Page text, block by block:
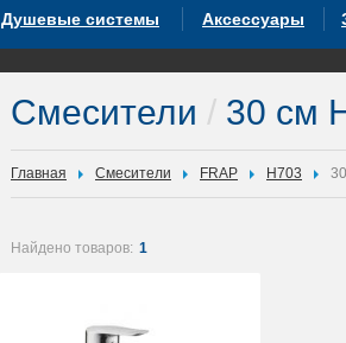
Душевые системы Аксессуары
Смесители / 30 см
Главная Смесители FRAP H703
Найдено товаров: 1